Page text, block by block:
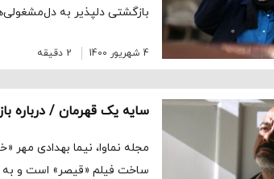
بازگشتی دلپذیر به
4 شهریور 1400 2 دقیقه
سایه یک قهرمان / درباره
مجله نماوا، نیما بهدادی
ساخت فیلم «قیصر» است و